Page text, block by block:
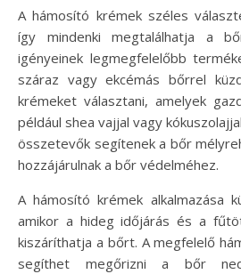
A hámosító krémek széles
így mindenki megtalálhatja a
igényeinek legmegfelelőbb
száraz vagy ekcémás bőrrel
krémeket választani, amelyek
például shea vajjal vagy
összetevők segítenek a bőr
hozzájárulnak a bőr védelméhez.
A hámosító krémek alkalmazása
amikor a hideg időjárás és a
kiszáríthatja a bőrt. A megfelelő
segíthet megőrizni a bőr